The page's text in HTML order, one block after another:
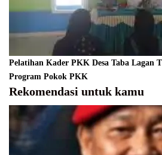
Pelatihan Kader PKK Desa Taba Lagan
Program Pokok PKK
Rekomendasi untuk kamu